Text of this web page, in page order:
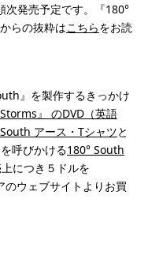
次発売予定です。『180°
らの抜粋はこちらをお読
』を製作するきっかけ
』 のDVD（英語
アース・Tシャツと
呼びかける180° South
上につき５ドルを
のウェブサイトよりお買